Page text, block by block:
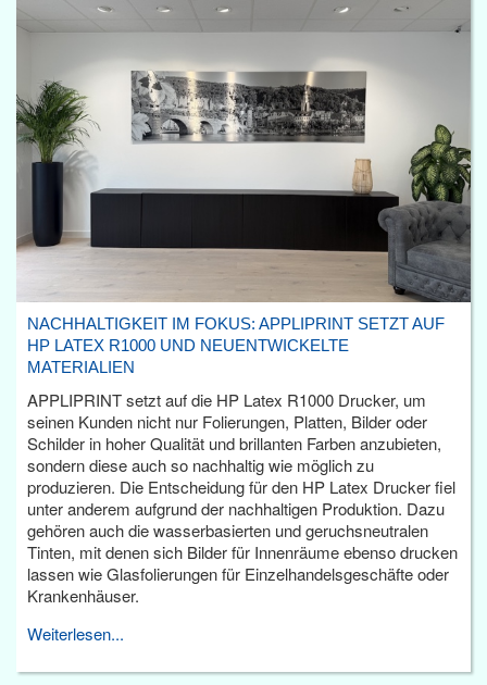
NACHHALTIGKEIT IM FOKUS: APPLIPRINT SETZT AUF
HP LATEX R1000 UND NEUENTWICKELTE
MATERIALIEN
APPLIPRINT setzt auf die HP Latex R1000 Drucker, um
seinen Kunden nicht nur Folierungen, Platten, Bilder oder
Schilder in hoher Qualität und brillanten Farben anzubieten,
sondern diese auch so nachhaltig wie möglich zu
produzieren. Die Entscheidung für den HP Latex Drucker fiel
unter anderem aufgrund der nachhaltigen Produktion. Dazu
gehören auch die wasserbasierten und geruchsneutralen
Tinten, mit denen sich Bilder für Innenräume ebenso drucken
lassen wie Glasfolierungen für Einzelhandelsgeschäfte oder
Krankenhäuser.
Weiterlesen...